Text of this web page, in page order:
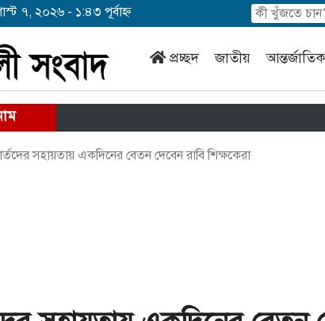
৭, ২০২৬ - ১:৪৩ পূর্বাহ্ন
প্রচ্ছদ জাতীয় আন্তর্জাতিক
সহায়তায় একদিনের বেতন দেবেন রাবি শিক্ষকেরা